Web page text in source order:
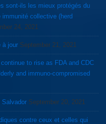
sont-ils les mieux protégés du
immunité collective (herd
24, 2021
à jour September 21, 2021
and immuno-compromised
Salvador September 20, 2021
contre ceux et celles qui